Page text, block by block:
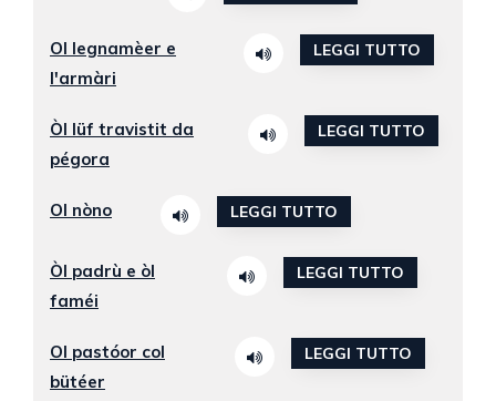
Ol legnamèer e
l'armàri
LEGGI TUTTO
Òl lüf travistit da
pégora
LEGGI TUTTO
Ol nòno LEGGI TUTTO
Òl padrù e òl
faméi
LEGGI TUTTO
Ol pastóor col
bütéer
LEGGI TUTTO